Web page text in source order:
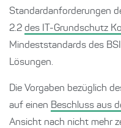
Standardanforderungen
2.2 des IT-Grundschutz
Mindeststandards des
Lösungen.
Die Vorgaben bezüglich
auf einen Beschluss aus
Ansicht nach nicht mehr